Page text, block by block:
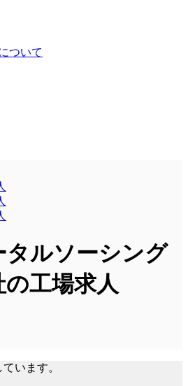
ついて
タルソーシング
工場求人
います。